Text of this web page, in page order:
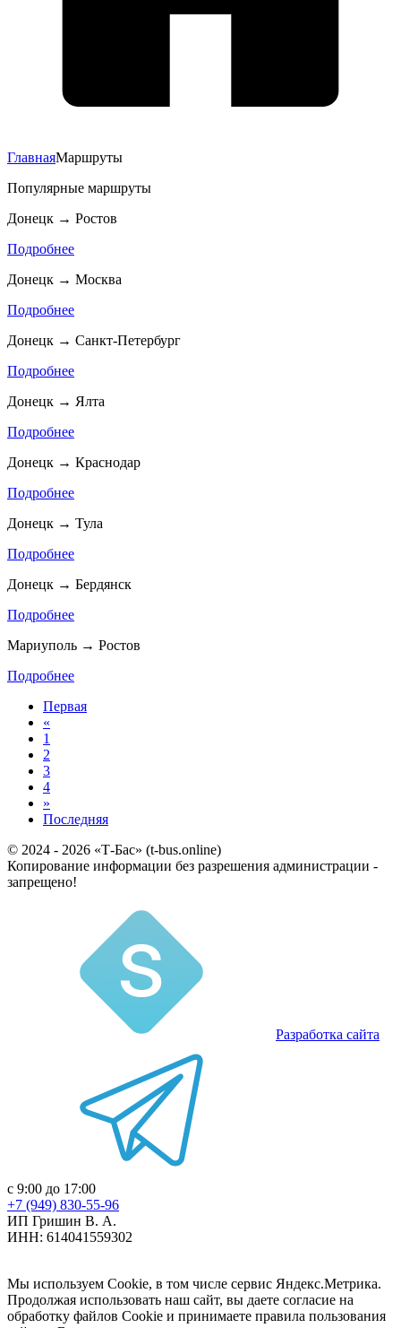
ГлавнаяМаршруты
Популярные маршруты
Донецк → Ростов
Подробнее
Донецк → Москва
Подробнее
Донецк → Санкт-Петербург
Подробнее
Донецк → Ялта
Подробнее
Донецк → Краснодар
Подробнее
Донецк → Тула
Подробнее
Донецк → Бердянск
Подробнее
Мариуполь → Ростов
Подробнее
Первая
«
1
2
3
4
»
Последняя
© 2024 - 2026 «Т-Бас» (t-bus.online)
Копирование информации без разрешения администрации -
запрещено!
Разработка сайта
с 9:00 до 17:00
+7 (949) 830-55-96
ИП Гришин В. А.
ИНН: 614041559302
Мы используем Cookie, в том числе сервис Яндекс.Метрика.
Продолжая использовать наш сайт, вы даете согласие на
обработку файлов Cookie и принимаете правила пользования